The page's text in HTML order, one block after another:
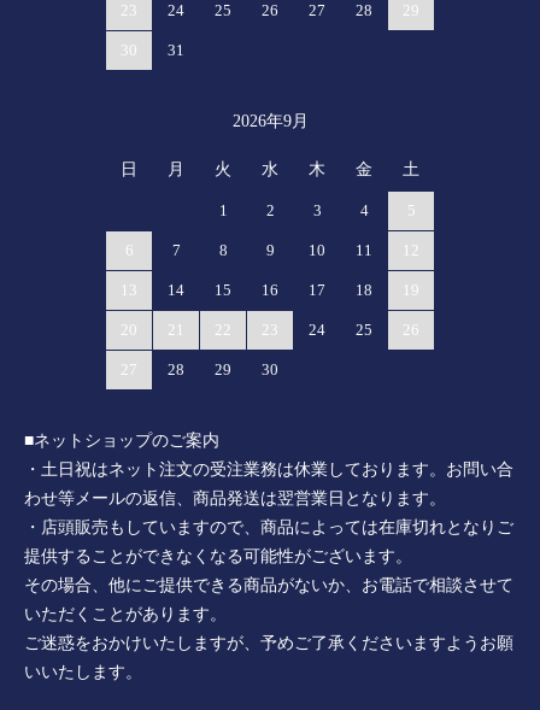
23 24 25 26 27 28 29
30 31
2026年9月
日 月 火 水 木 金 土
1 2 3 4 5
6 7 8 9 10 11 12
13 14 15 16 17 18 19
20 21 22 23 24 25 26
27 28 29 30
■ネットショップのご案内
・土日祝はネット注文の受注業務は休業しております。お問い合
わせ等メールの返信、商品発送は翌営業日となります。
・店頭販売もしていますので、商品によっては在庫切れとなりご
提供することができなくなる可能性がございます。
その場合、他にご提供できる商品がないか、お電話で相談させて
いただくことがあります。
ご迷惑をおかけいたしますが、予めご了承くださいますようお願
いいたします。